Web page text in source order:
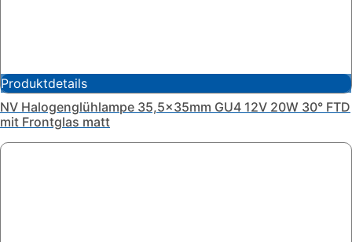
Produktdetails
NV Halogenglühlampe 35,5x35mm GU4 12V 20W 30° FTD
mit Frontglas matt